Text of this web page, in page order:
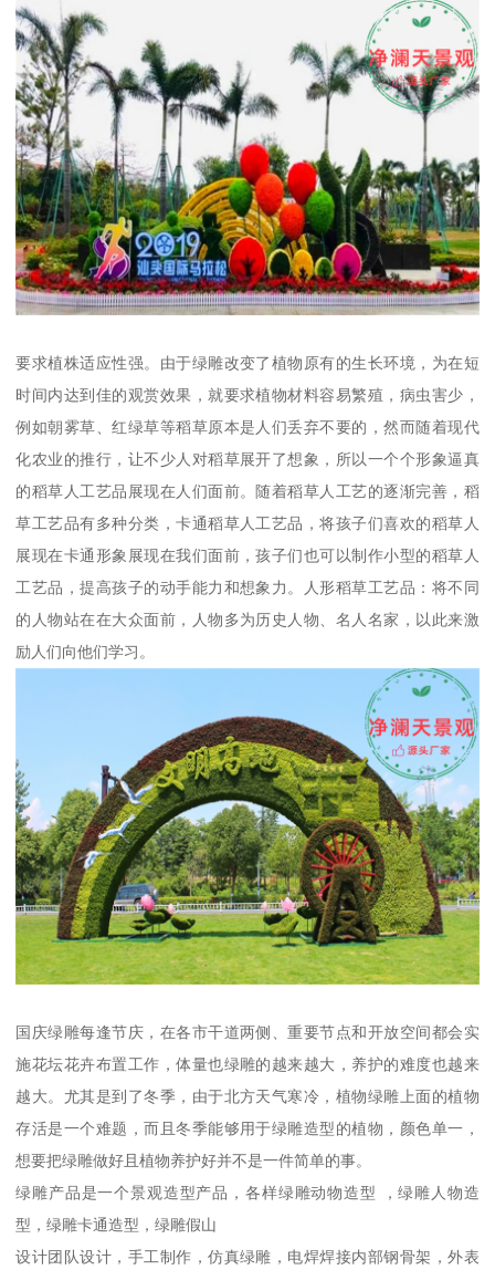
要求植株适应性强。由于绿雕改变了植物原有的生长环境，为在短
时间内达到佳的观赏效果，就要求植物材料容易繁殖，病虫害少，
例如朝雾草、红绿草等稻草原本是人们丢弃不要的，然而随着现代
化农业的推行，让不少人对稻草展开了想象，所以一个个形象逼真
的稻草人工艺品展现在人们面前。随着稻草人工艺的逐渐完善，稻
草工艺品有多种分类，卡通稻草人工艺品，将孩子们喜欢的稻草人
展现在卡通形象展现在我们面前，孩子们也可以制作小型的稻草人
工艺品，提高孩子的动手能力和想象力。人形稻草工艺品：将不同
的人物站在在大众面前，人物多为历史人物、名人名家，以此来激
励人们向他们学习。
国庆绿雕每逢节庆，在各市干道两侧、重要节点和开放空间都会实
施花坛花卉布置工作，体量也绿雕的越来越大，养护的难度也越来
越大。尤其是到了冬季，由于北方天气寒冷，植物绿雕上面的植物
存活是一个难题，而且冬季能够用于绿雕造型的植物，颜色单一，
想要把绿雕做好且植物养护好并不是一件简单的事。
绿雕产品是一个景观造型产品，各样绿雕动物造型 ，绿雕人物造
型，绿雕卡通造型，绿雕假山
设计团队设计，手工制作，仿真绿雕，电焊焊接内部钢骨架，外表